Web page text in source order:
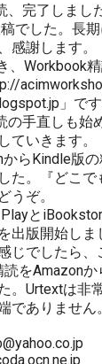
完了しまし
でした。長
感謝します。
Workbook精
」です
手直しも始
ていきます。
らKindle版の
た。『どこで
うぞ。
と
出版開始しま
じでしたら、
をAmazonか
。Urtextは非
でありません。